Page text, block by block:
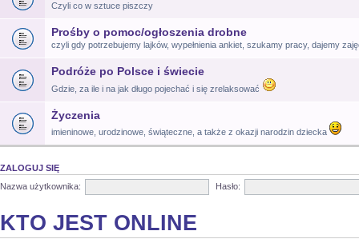
Czyli co w sztuce piszczy
Prośby o pomoc/ogłoszenia drobne
czyli gdy potrzebujemy lajków, wypełnienia ankiet, szukamy pracy, dajemy
Podróże po Polsce i świecie
Gdzie, za ile i na jak długo pojechać i się zrelaksować
Życzenia
imieninowe, urodzinowe, świąteczne, a także z okazji narodzin dziecka
ZALOGUJ SIĘ
Nazwa użytkownika:
Hasło:
KTO JEST ONLINE